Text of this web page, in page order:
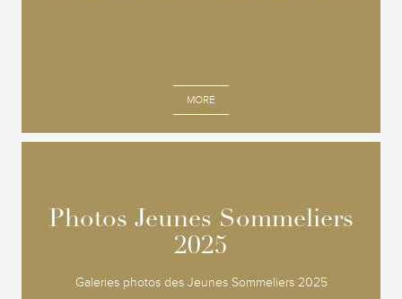
MORE
Photos Jeunes Sommeliers
2025
Galeries photos des Jeunes Sommeliers 2025
Photos Jeunes Sommeliers
2025